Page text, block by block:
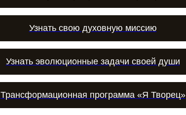
Узнать свою духовную миссию
Узнать эволюционные задачи своей души
Трансформационная программа «Я Творец»